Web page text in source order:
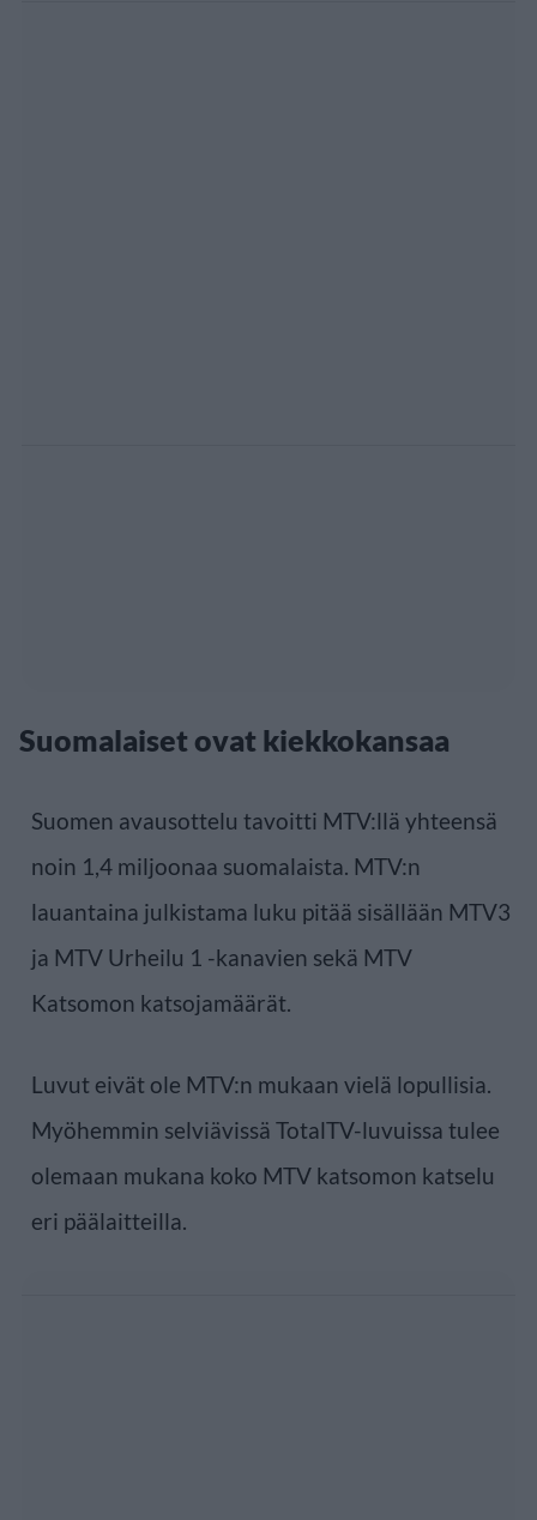
Suomalaiset ovat kiekkokansaa
Suomen avausottelu tavoitti MTV:llä yhteensä
noin 1,4 miljoonaa suomalaista. MTV:n
lauantaina julkistama luku pitää sisällään MTV3
ja MTV Urheilu 1 -kanavien sekä MTV
Katsomon katsojamäärät.
Luvut eivät ole MTV:n mukaan vielä lopullisia.
Myöhemmin selviävissä TotalTV-luvuissa tulee
olemaan mukana koko MTV katsomon katselu
eri päälaitteilla.